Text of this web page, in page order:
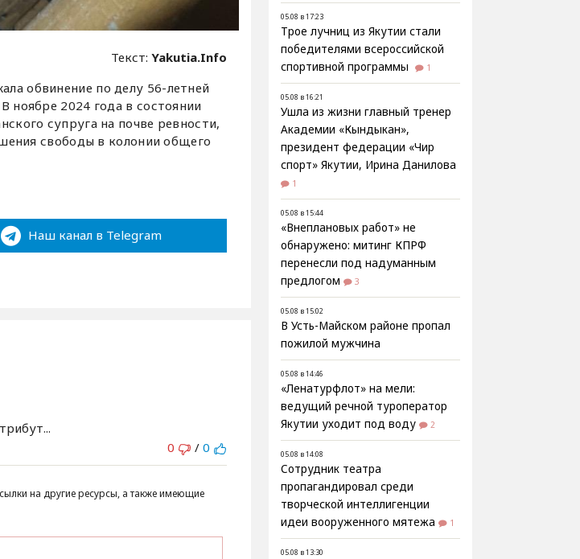
Текст:Yakutia.Info
обвинение по делу 56-летней
ноябре 2024 года в состоянии
супруга на почве ревности,
свободы в колонии общего
Наш канал в Telegram
0
/ 0
на другие ресурсы, а также имеющие
05.08 в 17:23
Трое лучниц из Якутии стали
победителями всероссийской
спортивной программы
1
05.08 в 16:21
Ушла из жизни главный тренер
Академии «Кындыкан»,
президент федерации «Чир
спорт» Якутии, Ирина Данилова
1
05.08 в 15:44
«Внеплановых работ» не
обнаружено: митинг КПРФ
перенесли под надуманным
предлогом
3
05.08 в 15:02
В Усть-Майском районе пропал
пожилой мужчина
05.08 в 14:46
«Ленатурфлот» на мели:
ведущий речной туроператор
Якутии уходит под воду
2
05.08 в 14:08
Сотрудник театра
пропагандировал среди
творческой интеллигенции
идеи вооруженного мятежа
1
05.08 в 13:30